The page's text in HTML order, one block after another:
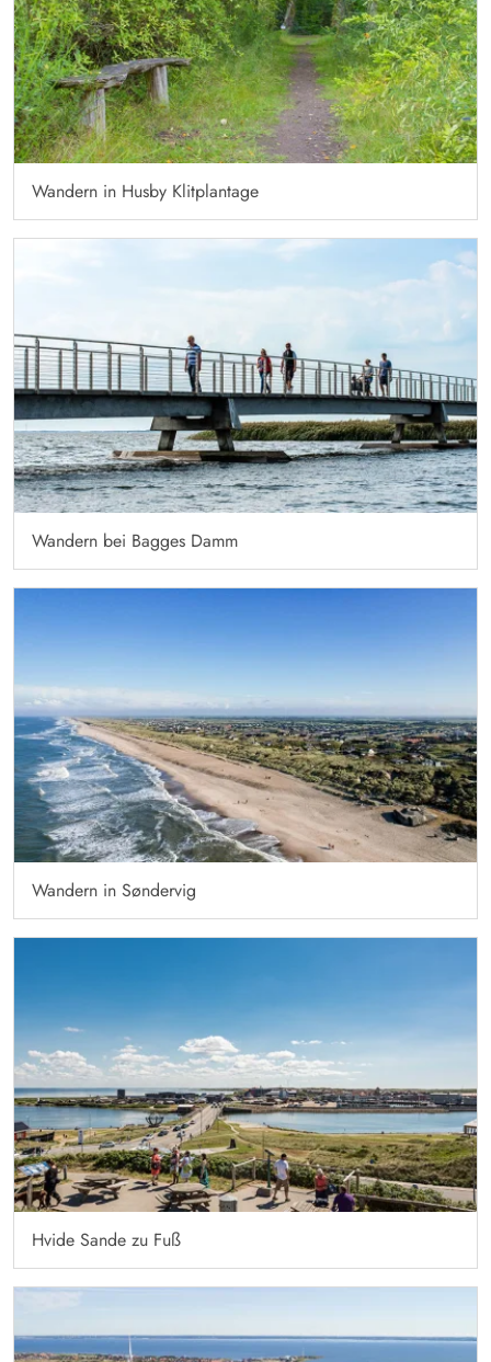
Wandern in Husby Klitplantage
Wandern bei Bagges Damm
Wandern in Søndervig
Hvide Sande zu Fuß